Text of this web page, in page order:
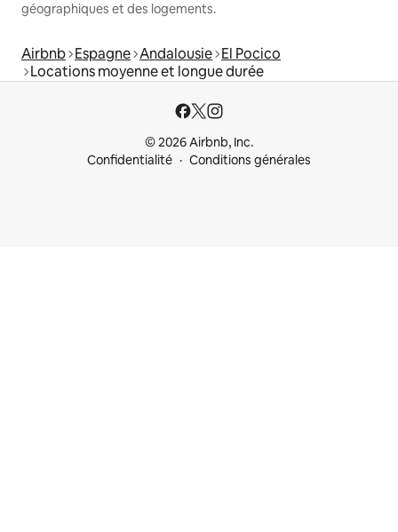
géographiques et des logements.
Airbnb Espagne Andalousie El Pocico
Locations moyenne et longue durée
© 2026 Airbnb, Inc.
Confidentialité
Conditions générales